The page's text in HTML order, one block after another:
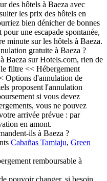
des hôtels à Baeza avec
les prix des hôtels en
bien dénicher de bonnes
une escapade spontanée,
minute sur les hôtels à Baeza.
gratuite à Baeza ?
Baeza sur Hotels.com, rien de
filtre << Hébergement
Options d'annulation de
proposent l'annulation
si vous devez
vous ne pouvez
arrivée prévue : par
en amont.
ils à Baeza ?
Cabañas Tamiaju, Green
remboursable à
pouvoir changer, si besoin,